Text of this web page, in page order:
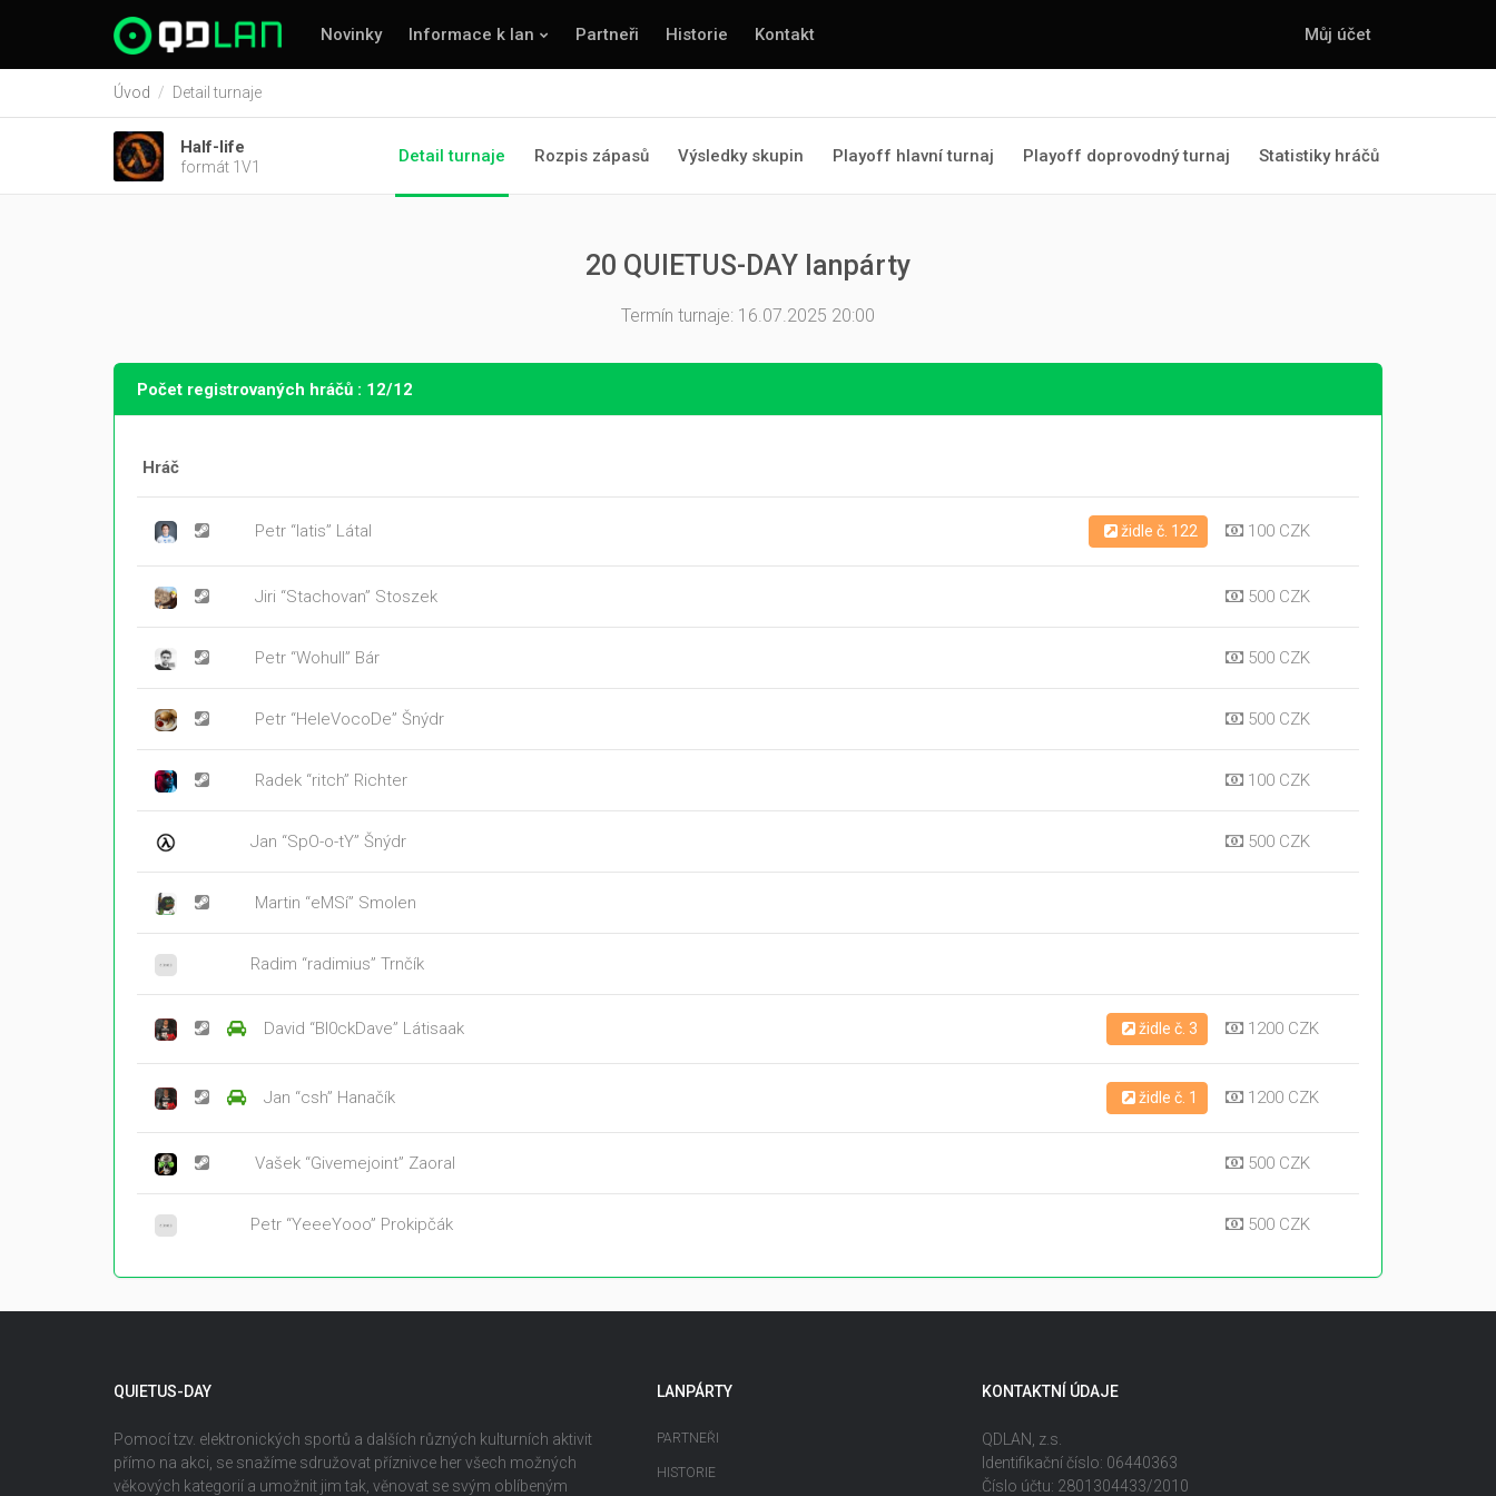
Novinky Informace k lan Partneři Historie Kontakt Můj účet
Úvod Detail turnaje
Half-life
formát 1V1
Detail turnaje Rozpis zápasů Výsledky skupin Playoff hlavní turnaj Playoff doprovodný turnaj Statistiky hráčů
20 QUIETUS-DAY lanpárty
Termín turnaje: 16.07.2025 20:00
Počet registrovaných hráčů : 12/12
Hráč
Petr “latis” Látal židle č. 122 100 CZK
Jiri “Stachovan” Stoszek 500 CZK
Petr “Wohull” Bár 500 CZK
Petr “HeleVocoDe” Šnýdr 500 CZK
Radek “ritch” Richter 100 CZK
Jan “SpO-o-tY” Šnýdr 500 CZK
Martin “eMSí” Smolen
Radim “radimius” Trnčík
David “Bl0ckDave” Látisaak židle č. 3 1200 CZK
Jan “csh” Hanačík židle č. 1 1200 CZK
Vašek “Givemejoint” Zaoral 500 CZK
Petr “YeeeYooo” Prokipčák 500 CZK
QUIETUS-DAY
Pomocí tzv. elektronických sportů a dalších různých kulturních aktivit
přímo na akci, se snažíme sdružovat příznivce her všech možných
věkových kategorií a umožnit jim tak, věnovat se svým oblíbeným
LANPÁRTY
PARTNEŘI
HISTORIE
KONTAKTNÍ ÚDAJE
QDLAN, z.s.
Identifikační číslo: 06440363
Číslo účtu: 2801304433/2010